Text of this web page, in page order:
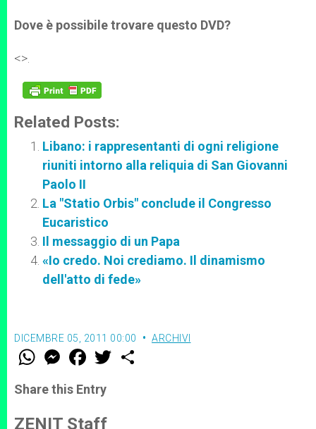
Dove è possibile trovare questo DVD?
<>.
Related Posts:
Libano: i rappresentanti di ogni religione
riuniti intorno alla reliquia di San Giovanni
Paolo II
La "Statio Orbis" conclude il Congresso
Eucaristico
Il messaggio di un Papa
«Io credo. Noi crediamo. Il dinamismo
dell'atto di fede»
DICEMBRE 05, 2011 00:00 ARCHIVI
W
t
s
p
M
e
s
e
g
F
a
e
b
o
w
Share this Entry
ZENIT Staff